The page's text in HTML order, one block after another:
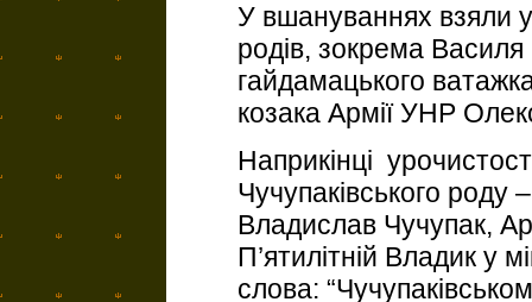
У вшануваннях взяли
родів, зокрема
гайдамацького
козака Армії УНР
Наприкінці
Чучупаківського роду
Владислав Чучупак,
П’ятилітній Владик у
слова: